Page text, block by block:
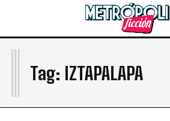
Tag: IZTAPALAPA